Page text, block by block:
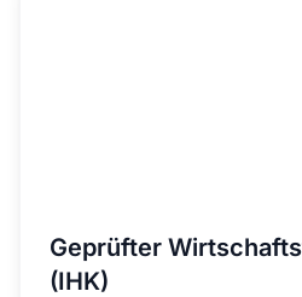
Geprüfter
(IHK)